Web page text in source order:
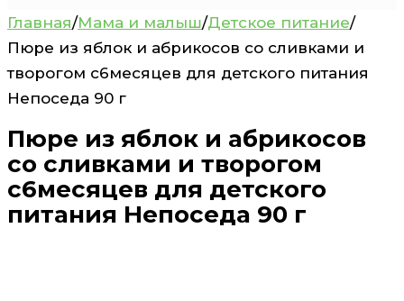
Главная/Мама и малыш/Детское питание/
Пюре из яблок и абрикосов со сливками и
творогом с6месяцев для детского питания
Непоседа 90 г
Пюре из яблок и абрикосов
со сливками и творогом
с6месяцев для детского
питания Непоседа 90 г